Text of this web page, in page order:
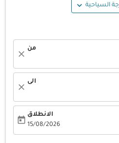
expand_more
من
close
الى
close
الانطلاق
15/08/2026
today